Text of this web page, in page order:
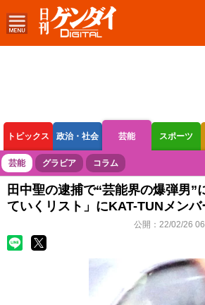
トピックス 政治・社会 芸能 スポーツ
ボートレース 競輪 オートレース
芸能 グラビア コラム
田中聖の逮捕で“芸能界の爆弾男”
ていくリスト」にKAT-TUNメンバ
公開： 22/02/26